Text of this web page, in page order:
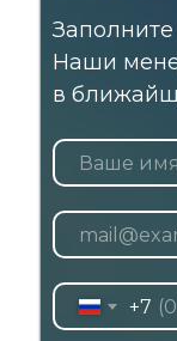
Наши
в
+7